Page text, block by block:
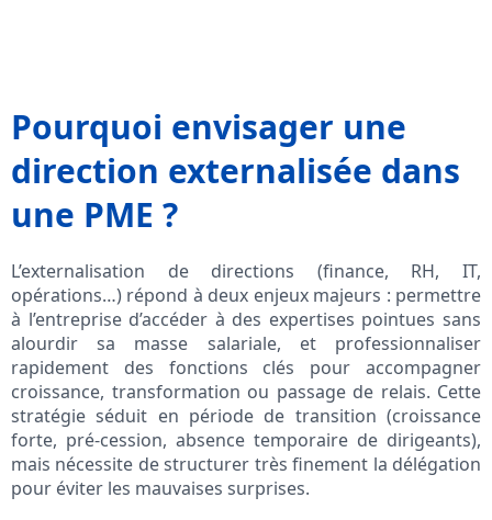
Pourquoi envisager une
direction externalisée dans
une PME ?
L’externalisation de directions (finance, RH, IT,
opérations…) répond à deux enjeux majeurs : permettre
à l’entreprise d’accéder à des expertises pointues sans
alourdir sa masse salariale, et professionnaliser
rapidement des fonctions clés pour accompagner
croissance, transformation ou passage de relais. Cette
stratégie séduit en période de transition (croissance
forte, pré-cession, absence temporaire de dirigeants),
mais nécessite de structurer très finement la délégation
pour éviter les mauvaises surprises.